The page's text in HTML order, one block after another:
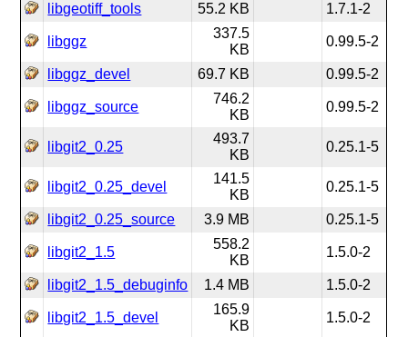
libgeotiff_tools
55.2 KB 1.7.1-2
libggz
337.5
KB
0.99.5-2
libggz_devel 69.7 KB 0.99.5-2
libggz_source
746.2
KB
0.99.5-2
libgit2_0.25
493.7
KB
0.25.1-5
libgit2_0.25_devel
141.5
KB
0.25.1-5
libgit2_0.25_source 3.9 MB 0.25.1-5
libgit2_1.5
558.2
KB
1.5.0-2
libgit2_1.5_debuginfo 1.4 MB 1.5.0-2
libgit2_1.5_devel
165.9
KB
1.5.0-2